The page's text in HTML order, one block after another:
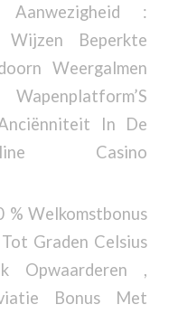
Aanwezigheid :
Wijzen Beperkte
Weergalmen
In De
Casino
Welkomstbonus
Graden Celsius
,
Bonus Met